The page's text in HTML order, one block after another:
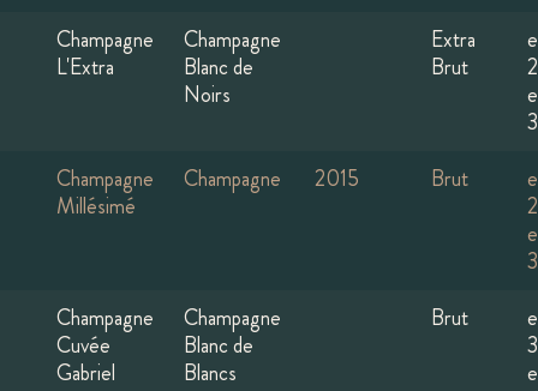
Champagne
L'Extra
Champagne
Blanc de
Noirs
Extra
Brut
Champagne
Millésimé
Champagne 2015 Brut
Champagne
Cuvée
Gabriel
Champagne
Blanc de
Blancs
Brut